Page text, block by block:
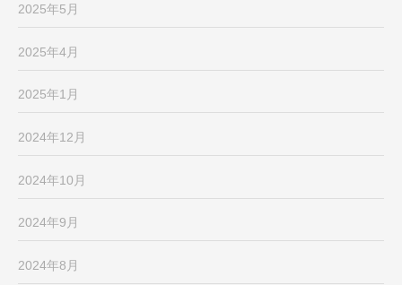
2025年5月
2025年4月
2025年1月
2024年12月
2024年10月
2024年9月
2024年8月